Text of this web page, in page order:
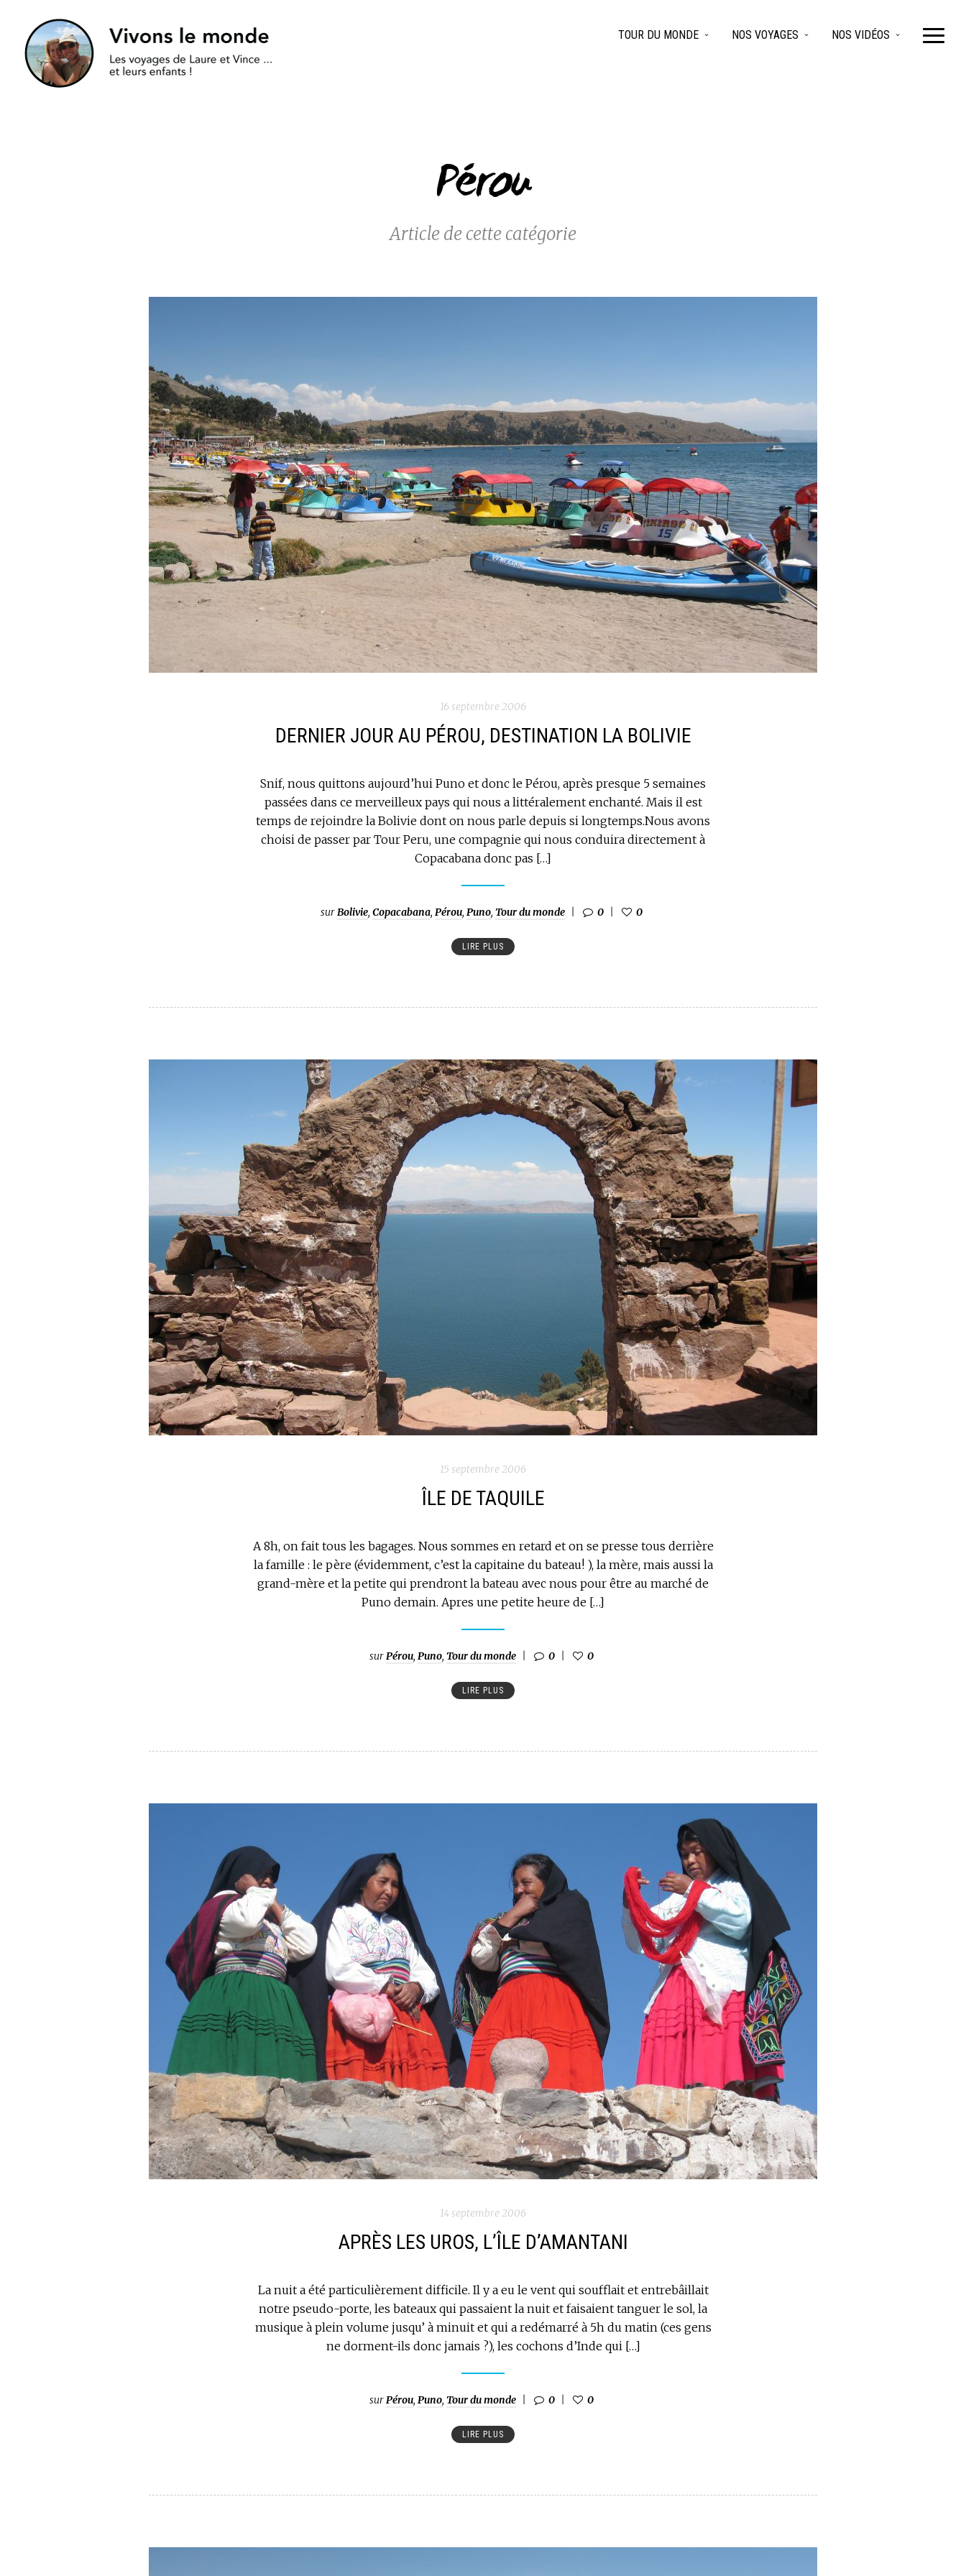
Pérou
Article de cette catégorie
TOUR DU MONDE NOS VOYAGES NOS VIDÉOS
16 septembre 2006
DERNIER JOUR AU PÉROU, DESTINATION LA BOLIVIE
Snif, nous quittons aujourd’hui Puno et donc le Pérou, après presque 5 semaines
passées dans ce merveilleux pays qui nous a littéralement enchanté. Mais il est
temps de rejoindre la Bolivie dont on nous parle depuis si longtemps.Nous avons
choisi de passer par Tour Peru, une compagnie qui nous conduira directement à
Copacabana donc pas […]
surBolivie, Copacabana, Pérou, Puno, Tour du monde 0 0
LIRE PLUS
15 septembre 2006
ÎLE DE TAQUILE
A 8h, on fait tous les bagages. Nous sommes en retard et on se presse tous derrière
la famille : le père (évidemment, c’est la capitaine du bateau! ), la mère, mais aussi la
grand-mère et la petite qui prendront la bateau avec nous pour être au marché de
Puno demain. Apres une petite heure de […]
surPérou, Puno, Tour du monde 0 0
LIRE PLUS
14 septembre 2006
APRÈS LES UROS, L’ÎLE D’AMANTANI
La nuit a été particulièrement difficile. Il y a eu le vent qui soufflait et entrebâillait
notre pseudo-porte, les bateaux qui passaient la nuit et faisaient tanguer le sol, la
musique à plein volume jusqu’ à minuit et qui a redémarré à 5h du matin (ces gens
ne dorment-ils donc jamais ?), les cochons d’Inde qui […]
surPérou, Puno, Tour du monde 0 0
LIRE PLUS